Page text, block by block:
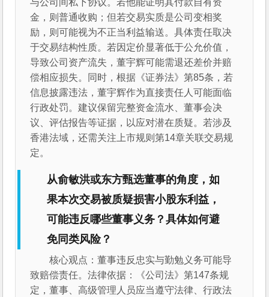
金，则普通收购；但若交易实质是公司变相奖
励，则可能视为不正当利益输送。具体责任取决
于交易结构性质。若因定价显著低于公允价值，
导致公司资产流失，董宇辉可能需退还差价并赔
偿相应损失。同时，根据《证券法》第85条，若
信息披露违法，董宇辉作为直接责任人可能面临
行政处罚。建议保留完整资金流水、董事会决
议、评估报告等证据，以应对潜在质疑。若涉及
香港法域，还需关注上市规则第14章关联交易规
定。
从俞敏洪或东方甄选董事的角度，如
果本次交易被质疑损害小股东利益，
可能违反哪些董事义务？具体如何避
免同类风险？
核心观点：董事违反忠实与勤勉义务可能导
致赔偿责任。法律依据：《公司法》第147条规
定，董事、高级管理人员应当遵守法律、行政法